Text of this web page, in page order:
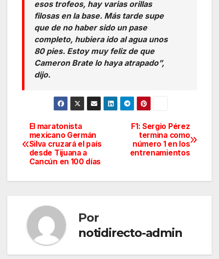
esos trofeos, hay varias orillas
filosas en la base. Más tarde supe
que de no haber sido un pase
completo, hubiera ido al agua unos
80 pies. Estoy muy feliz de que
Cameron Brate lo haya atrapado”,
dijo.
Navegación
de
F1: Sergio Pérez
termina como
número 1 en los
entrenamientos
El maratonista
mexicano Germán
Silva cruzará el país
desde Tijuana a
Cancún en 100 días
Por
notidirecto-admin